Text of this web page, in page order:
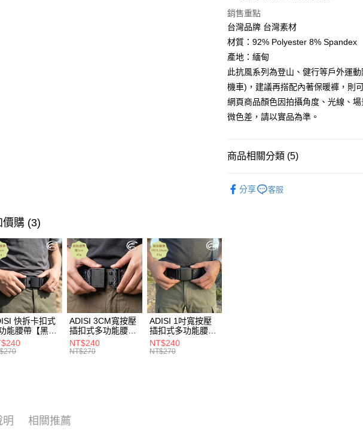
【繳款方式說明】
1.分期款項不併入電信帳單，「大哥付你
2.透過簡訊連結打開帳單後，可選擇「超
帳／街口支付／iPASS MONEY」等通路
【注意事項】
1.本服務係由「台灣大哥大股份有限公司
用戶於交易時，得透過本服務購買商品
款買賣價金債權讓與本公司後，依約使用
2.基於同意付款使用「大哥付你分期」之
3.完整用戶服務條款，請詳閱以下連結：
【「AFTEE先享後付」結帳流程】
１．於結帳方式選擇「AFTEE先享後付
付」結帳頁面，進行簡訊認證並確認金額
２．訂單成立數日內，您將收到繳費通知
３．收到繳費通知簡訊後14天內，點擊
／ATM／網路銀行／等多元方式進行付
※ 請注意：結帳手續完成當下不需立刻
絡購買商品的店家。未經商家同意取消
先享後付繳納相關費用。
交易，需依本服務之必要範圍內提供個人
運送方式
全家取貨付款
每筆NT$60，滿NT$499(含以上)免運
7-11取貨付款
每筆NT$60，滿NT$799(含以上)免
宅配
付款後門市自取
貨到付款
銷售重點
台灣品牌 台灣素材
材質：92% Polyester 8% Spandex
產地：緬甸
此抗風系列為登山、健行等戶外運
機車)，建議再搭配內著保暖褲，則
網頁商品顏色因拍攝角度、光線、
微色差，請以實品為準。
商品相關分類 (5)
分享 客服
價購 (3)
快拆卡扣式
能腰帶【黑
AS26038 /
台灣製
ADISI 3CM寬按壓
插扣式多功能腰帶
【黑色】AS26047
/ MIT台灣製
NT$240
NT$270
ADISI 1吋寬按壓
插扣式多功能腰帶
【黑色】AS26035
/ MIT台灣製
NT$240
NT$270
明 相關推薦